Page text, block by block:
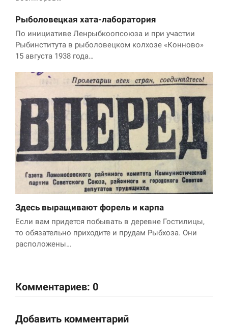
Рыболовецкая хата-лаборатория
По инициативе Ленрыбкоопсоюза и при участии
Рыбинститута в рыболовецком колхозе «Конново»
15 августа 1938 года…
Здесь выращивают форель и карпа
Если вам придется побывать в деревне Гостилицы,
то обязательно приходите и прудам Рыбхоза. Они
расположены…
Комментариев: 0
Добавить комментарий